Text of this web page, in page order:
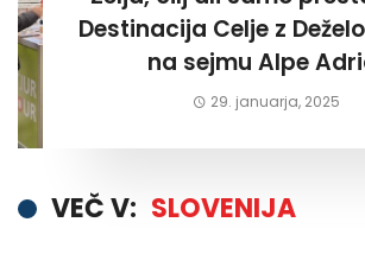
Destinacija Celje z
na sejmu Alpe
29. januarja, 2025
VEČ V: SLOVENIJA